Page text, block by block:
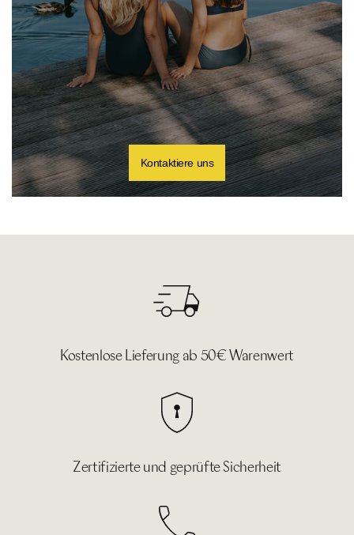
Kontaktiere uns
Kostenlose Lieferung ab 50€ Warenwert
Zertifizierte und geprüfte Sicherheit